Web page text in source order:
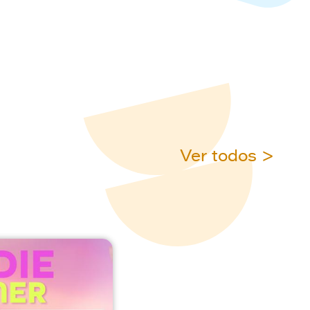
Ver todos >